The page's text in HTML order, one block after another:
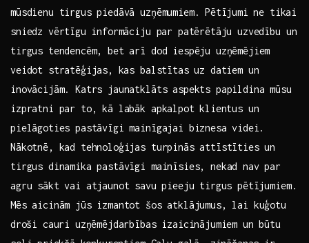
mūsdienu tirgus piedāvā uzņēmumiem.⁣ Pētījumi⁤ ne ⁣tikai
sniedz vērtīgu ⁣informāciju par patērētāju uzvedību un
tirgus tendencēm, bet arī dod iespēju uzņēmējiem
veidot stratēģijas,⁢ kas balstītas‍ uz datiem un‌
inovācijām. ​ Katrs jaunatklāts aspekts papildina mūsu
izpratni​ par to, kā labāk apkalpot⁤ klientus un‍
pielāgoties ​pastāvīgi mainīgajai biznesa ⁤videi.
Nākotnē,‍ kad tehnoloģijas turpinās attīstīties un
tirgus dinamika pastāvīgi mainīsies, nekad nav par
agru sākt vai atjaunot savu ⁤pieeju tirgus pētījumiem.
Mēs aicinām jūs izmantot šos atklājumus, lai kuģotu
⁤droši cauri uzņēmējdarbības‌ izaicinājumiem un‌ būtu